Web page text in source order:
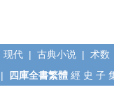
现代 | 古典小说 | 术数
| 四庫全書繁體 經 史 子